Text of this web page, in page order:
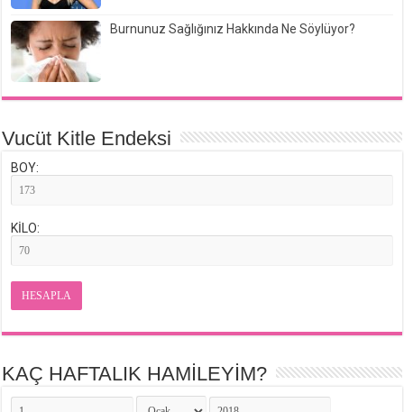
Burnunuz Sağlığınız Hakkında Ne Söylüyor?
Vucüt Kitle Endeksi
BOY:
KİLO:
HESAPLA
KAÇ HAFTALIK HAMİLEYİM?